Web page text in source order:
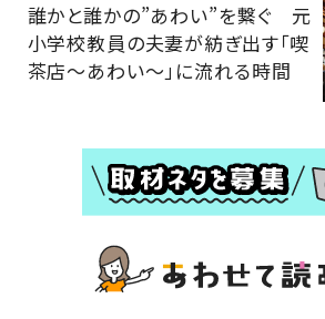
誰かと誰かの”あわい”を繋ぐ 元
小学校教員の夫妻が紡ぎ出す「喫
茶店～あわい～」に流れる時間